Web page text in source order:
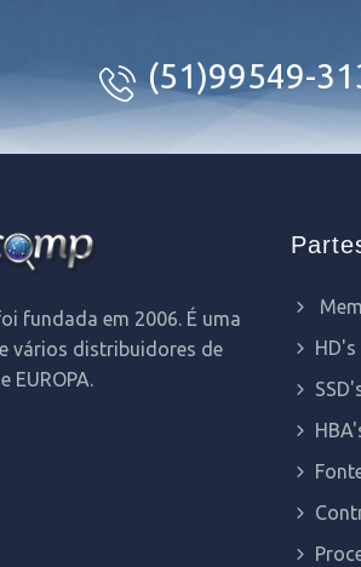
(51)99549-
fundada em 2006. É uma
vários distribuidores de
EUROPA.
HD's